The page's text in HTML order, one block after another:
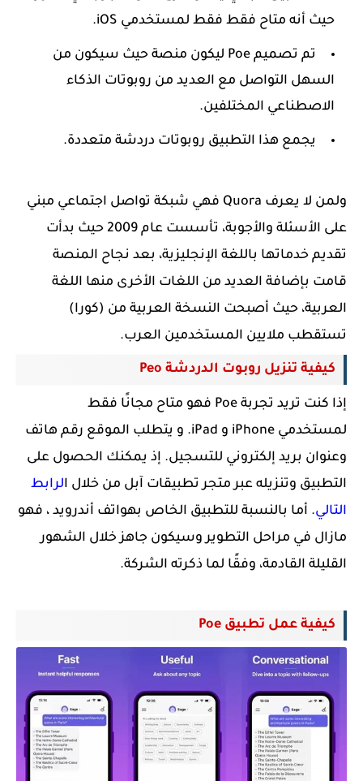
حيث أنه متاح فقط فقط لمستخدمي iOS.
تم تصميم Poe ليكون منصة حيث سيكون من
السهل التواصل مع العديد من روبوتات الذكاء
الاصطناعي المختلفين.
يجمع هذا التطبيق روبوتات دردشة متعددة.
ولمن لا يعرف Quora فهي شبكة تواصل اجتماعي مبني
على الأسئلة والأجوبة، تأسست عام 2009 حيث بدأت
تقديم خدماتها باللغة الإنجليزية، بعد نجاح المنصة
قامت بإضافة العديد من اللغات الأخرى منها اللغة
العربية، حيث أصبحت النسخة العربية من (كورا)
تستقطب ملايين المستخدمين العرب.
كيفية تنزيل روبوت الدردشة Peo
إذا كنت تريد تجربة Poe فهو متاح مجانًا فقط
لمستخدمي iPhone و iPad. و يتطلب الموقع رقم هاتف
وعنوان بريد إلكتروني للتسجيل. إذ يمكنك الحصول على
التطبيق وتنزيله عبر متجر تطبيقات آبل من خلال الرابط
التالي. أما بالنسبة للتطبيق الخاص بهواتف أندرويد ، فهو
مازال في مراحل التطوير وسيكون جاهز خلال الشهور
القليلة القادمة، وفقًا لما ذكرته الشركة.
كيفية عمل تطبيق Poe